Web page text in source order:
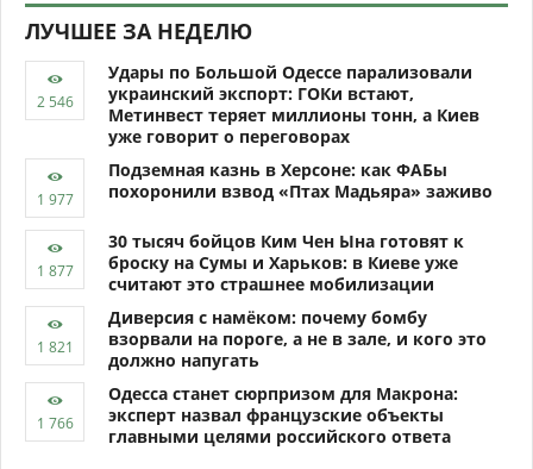
ЛУЧШЕЕ ЗА НЕДЕЛЮ
Удары по Большой Одессе парализовали
украинский экспорт: ГОКи встают,
Метинвест теряет миллионы тонн, а Киев
уже говорит о переговорах
Подземная казнь в Херсоне: как ФАБы
похоронили взвод «Птах Мадьяра» заживо
30 тысяч бойцов Ким Чен Ына готовят к
броску на Сумы и Харьков: в Киеве уже
считают это страшнее мобилизации
Диверсия с намёком: почему бомбу
взорвали на пороге, а не в зале, и кого это
должно напугать
Одесса станет сюрпризом для Макрона:
эксперт назвал французские объекты
главными целями российского ответа